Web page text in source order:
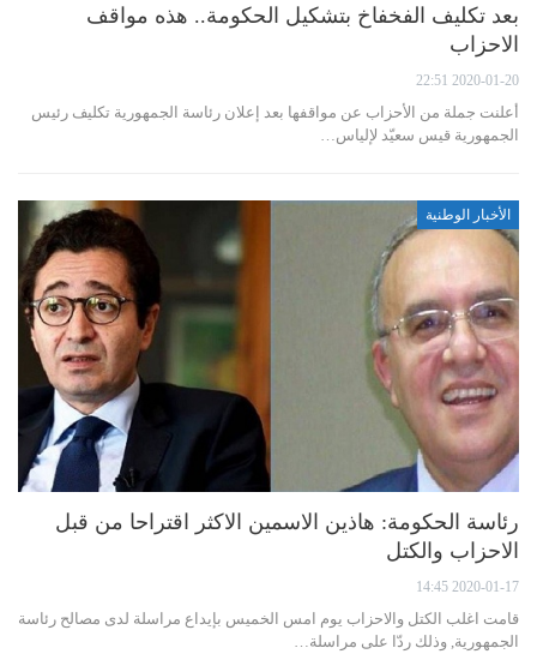
بعد تكليف الفخفاخ بتشكيل الحكومة.. هذه مواقف
الاحزاب
2020-01-20 22:51
أعلنت جملة من الأحزاب عن مواقفها بعد إعلان رئاسة الجمهورية تكليف رئيس
الجمهورية قيس سعيّد لإلياس…
الأخبار الوطنية
رئاسة الحكومة: هاذين الاسمين الاكثر اقتراحا من قبل
الاحزاب والكتل
2020-01-17 14:45
قامت اغلب الكتل والاحزاب يوم امس الخميس بإيداع مراسلة لدى مصالح رئاسة
الجمهورية, وذلك ردّا على مراسلة…